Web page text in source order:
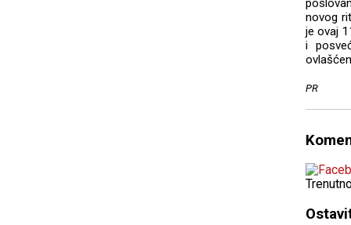
novog
je ovaj
i
PR